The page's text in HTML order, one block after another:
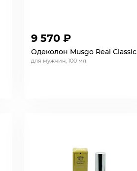
9 570 ₽
Одеколон Musgo Real Classic
для мужчин, 100 мл